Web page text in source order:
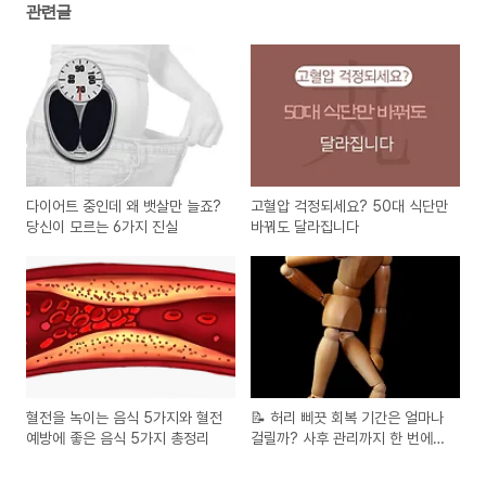
관련글
다이어트 중인데 왜 뱃살만 늘죠?
당신이 모르는 6가지 진실
고혈압 걱정되세요? 50대 식단만
바꿔도 달라집니다
혈전을 녹이는 음식 5가지와 혈전
예방에 좋은 음식 5가지 총정리
📝 허리 삐끗 회복 기간은 얼마나
걸릴까? 사후 관리까지 한 번에